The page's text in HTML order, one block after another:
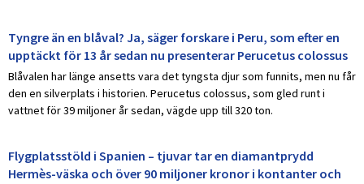
Tyngre än en blåval? Ja, säger forskare i Peru, som efter en
upptäckt för 13 år sedan nu presenterar Perucetus colossus
Blåvalen har länge ansetts vara det tyngsta djur som funnits, men nu får
den en silverplats i historien. Perucetus colossus, som gled runt i
vattnet för 39 miljoner år sedan, vägde upp till 320 ton.
Flygplatsstöld i Spanien – tjuvar tar en diamantprydd
Hermès-väska och över 90 miljoner kronor i kontanter och